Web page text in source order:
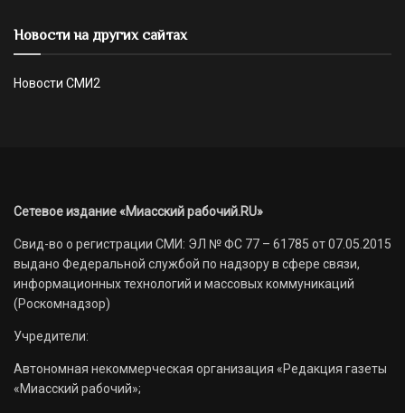
Новости на других сайтах
Новости СМИ2
Сетевое издание «Миасский рабочий.RU»
Свид-во о регистрации СМИ: ЭЛ № ФС 77 – 61785 от 07.05.2015
выдано Федеральной службой по надзору в сфере связи,
информационных технологий и массовых коммуникаций
(Роскомнадзор)
Учредители:
Автономная некоммерческая организация «Редакция газеты
«Миасский рабочий»;